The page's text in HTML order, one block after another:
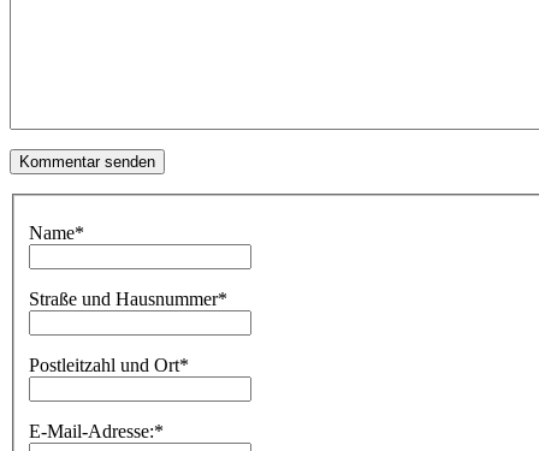
Name*
Straße und Hausnummer*
Postleitzahl und Ort*
E-Mail-Adresse:*